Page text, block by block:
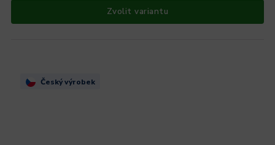
Zvolit variantu
Český výrobek